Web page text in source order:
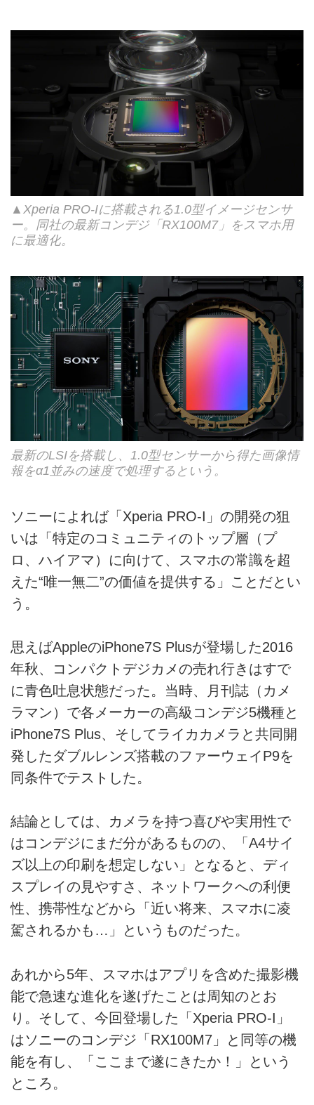
▲Xperia PRO-Iに搭載される1.0型イメージセンサ
ー。同社の最新コンデジ「RX100M7」をスマホ用
に最適化。
最新のLSIを搭載し、1.0型センサーから得た画像情
報をα1並みの速度で処理するという。
ソニーによれば「Xperia PRO-I」の開発の狙
いは「特定のコミュニティのトップ層（プ
ロ、ハイアマ）に向けて、スマホの常識を超
えた“唯一無二”の価値を提供する」ことだとい
う。
思えばAppleのiPhone7S Plusが登場した2016
年秋、コンパクトデジカメの売れ行きはすで
に青色吐息状態だった。当時、月刊誌（カメ
ラマン）で各メーカーの高級コンデジ5機種と
iPhone7S Plus、そしてライカカメラと共同開
発したダブルレンズ搭載のファーウェイP9を
同条件でテストした。
結論としては、カメラを持つ喜びや実用性で
はコンデジにまだ分があるものの、「A4サイ
ズ以上の印刷を想定しない」となると、ディ
スプレイの見やすさ、ネットワークへの利便
性、携帯性などから「近い将来、スマホに凌
駕されるかも…」というものだった。
あれから5年、スマホはアプリを含めた撮影機
能で急速な進化を遂げたことは周知のとお
り。そして、今回登場した「Xperia PRO-I」
はソニーのコンデジ「RX100M7」と同等の機
能を有し、「ここまで遂にきたか！」という
ところ。